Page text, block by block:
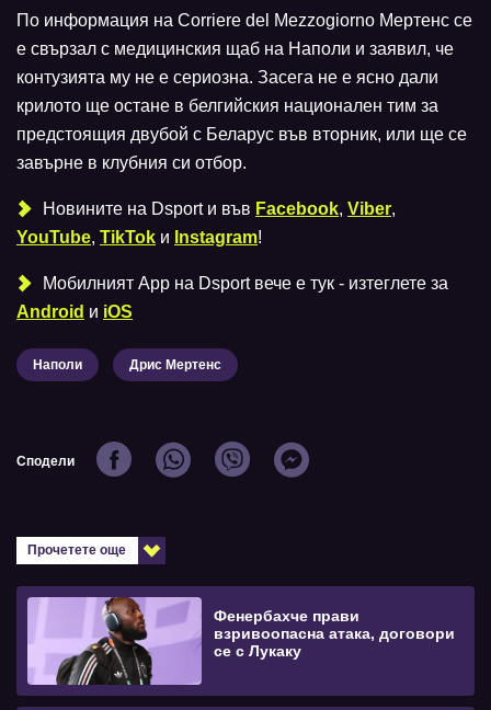
По информация на Corriere del Mezzogiorno Мертенс се
е свързал с медицинския щаб на Наполи и заявил, че
контузията му не е сериозна. Засега не е ясно дали
крилото ще остане в белгийския национален тим за
предстоящия двубой с Беларус във вторник, или ще се
завърне в клубния си отбор.
Новините на Dsport и във Facebook, Viber,
YouTube, TikTok и Instagram!
Мобилният Аpp на Dsport вече е тук - изтеглете за
Android и iOS
Наполи Дрис Мертенс
Сподели
Прочетете още
Фенербахче прави
взривоопасна атака, договори
се с Лукаку